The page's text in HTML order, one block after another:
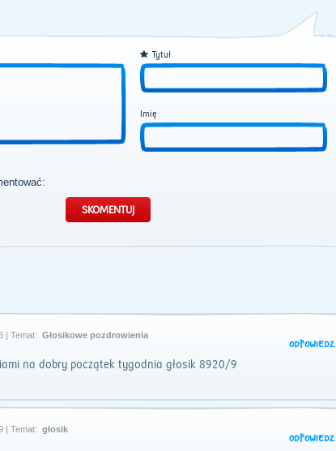
Tytuł
Imię
| Temat: Głosikowe pozdrowienia
ODPOWIEDZ
na dobry początek tygodnia głosik 8920/9
| Temat: głosik
ODPOWIEDZ